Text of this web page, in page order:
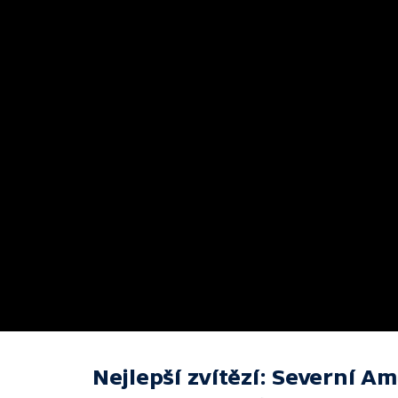
Nejlepší zvítězí: Severní